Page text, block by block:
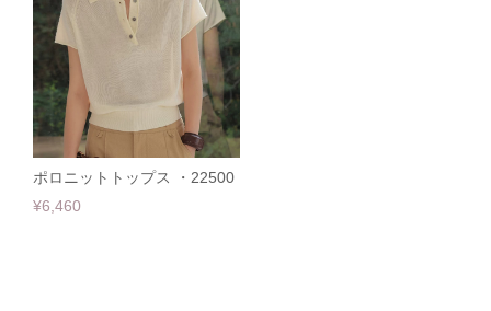
ポロニットトップス ・22500
¥6,460